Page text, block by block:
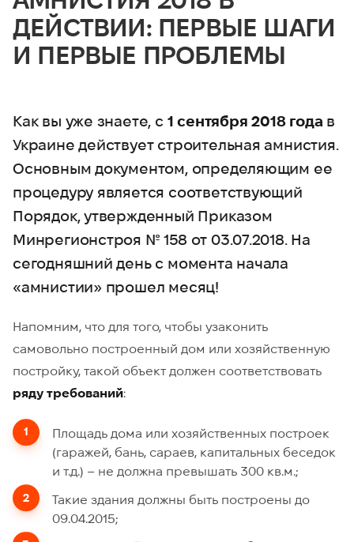
ДЕЙСТВИИ: ПЕРВЫЕ ШАГИ
И ПЕРВЫЕ ПРОБЛЕМЫ
Как вы уже знаете, с 1 сентября 2018 года в
Украине действует строительная амнистия.
Основным документом, определяющим ее
процедуру является соответствующий
Порядок, утвержденный Приказом
Минрегионстроя № 158 от 03.07.2018. На
сегодняшний день с момента начала
«амнистии» прошел месяц!
Напомним, что для того, чтобы узаконить
самовольно построенный дом или хозяйственную
постройку, такой объект должен соответствовать
ряду требований:
Площадь дома или хозяйственных построек
(гаражей, бань, сараев, капитальных беседок
и т.д.) – не должна превышать 300 кв.м.;
Такие здания должны быть построены до
09.04.2015;